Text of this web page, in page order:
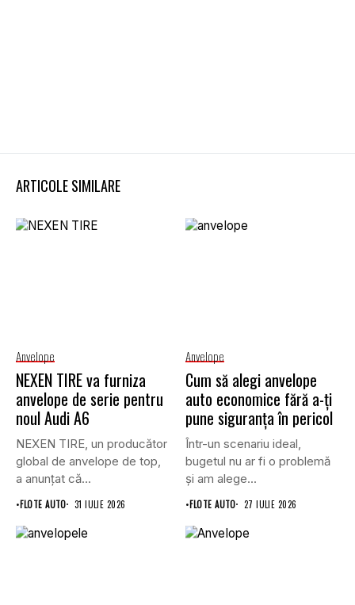
ARTICOLE SIMILARE
Anvelope
NEXEN TIRE va furniza
anvelope de serie pentru
noul Audi A6
NEXEN TIRE, un producător
global de anvelope de top,
a anunțat că...
•FLOTE AUTO 31 IULIE 2026
Anvelope
Cum să alegi anvelope
auto economice fără a-ți
pune siguranța în pericol
Într-un scenariu ideal,
bugetul nu ar fi o problemă
și am alege...
•FLOTE AUTO 27 IULIE 2026